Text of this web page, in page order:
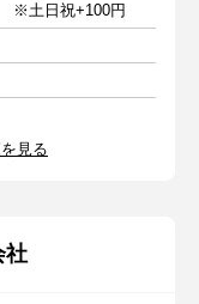
※土日祝+100円
見る
社